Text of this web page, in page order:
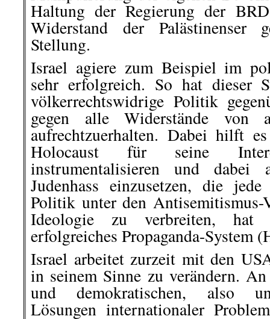
Haltung der Regierung der
Widerstand der Palästinenser
Stellung.
Israel agiere zum Beispiel im
sehr erfolgreich. So hat dieser
völkerrechtswidrige Politik
gegen alle Widerstände von
aufrechtzuerhalten. Dabei hilft
Holocaust für seine
instrumentalisieren und
Judenhass einzusetzen, die
Politik unter den
Ideologie zu verbreiten, hat
erfolgreiches Propaganda-System
Israel arbeitet zurzeit mit den
in seinem Sinne zu verändern.
und demokratischen, also
Lösungen internationaler